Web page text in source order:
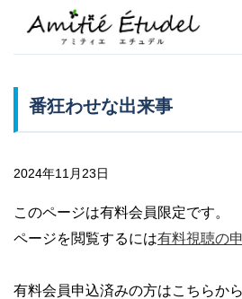
番狂わせな出来事
2024年11月23日
このページは有料会員限定です。
ページを閲覧するには有料視聴の
有料会員申込済みの方はこちらから